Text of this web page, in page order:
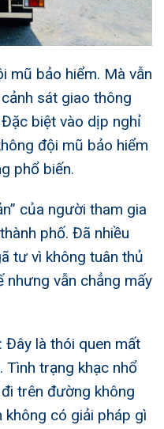
mũ bảo hiểm. Mà vẫn
sát giao thông
biệt vào dịp nghỉ
đội mũ bảo hiểm
phổ biến.
của người tham gia
phố. Đã nhiều
tư vì không tuân thủ
nhưng vẫn chẳng mấy
Đây là thói quen mất
Tình trạng khạc nhổ
trên đường không
không có giải pháp gì